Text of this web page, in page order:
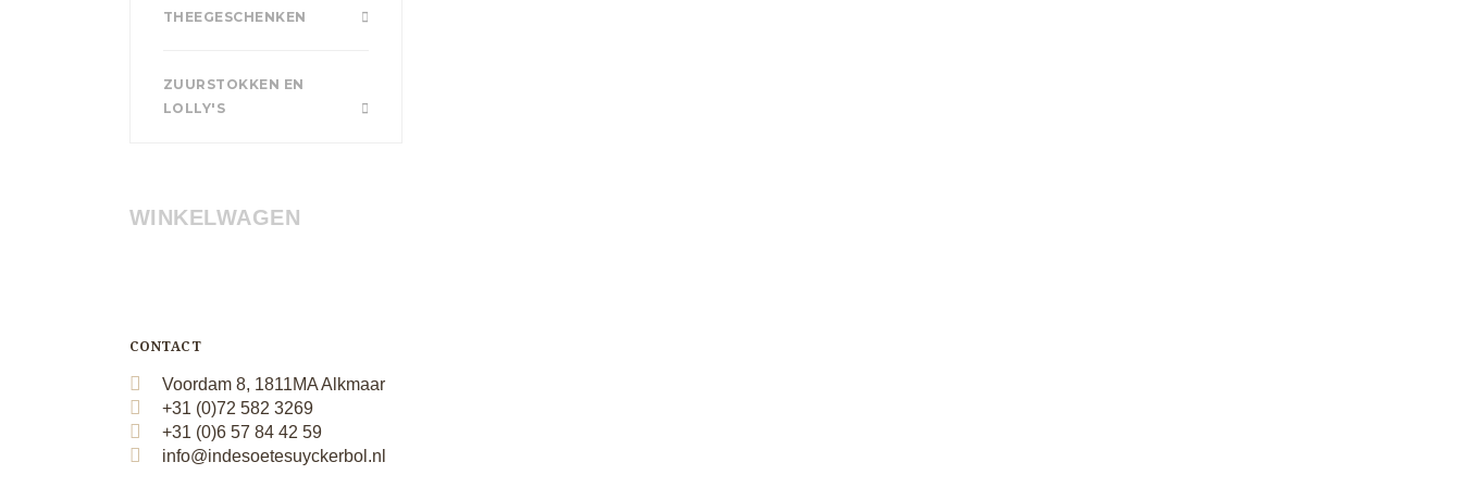
THEEGESCHENKEN
ZUURSTOKKEN EN
LOLLY'S
WINKELWAGEN
CONTACT
Voordam 8, 1811MA Alkmaar
+31 (0)72 582 3269
+31 (0)6 57 84 42 59
info@indesoetesuyckerbol.nl